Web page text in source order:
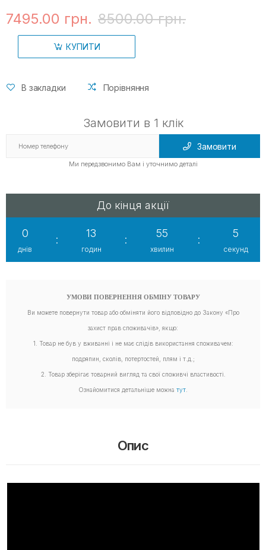
7495.00 грн. 8500.00 грн.
КУПИТИ
В закладки Порівняння
Замовити в 1 клік
Замовити
Ми передзвонимо Вам і уточнимо деталі
До кінця акції
0
днів
:
13
годин
:
55
хвилин
:
4
секунд
УМОВИ ПОВЕРНЕННЯ ОБМІНУ ТОВАРУ
Ви можете повернути товар або обміняти його відповідно до Закону «Про
захист прав споживачів», якщо:
1. Товар не був у вживанні і не має слідів використання споживачем:
подряпин, сколів, потертостей, плям і т.д.;
2. Товар зберігає товарний вигляд та свої споживчі властивості.
Ознайомитися детальніше можна тут
Опис